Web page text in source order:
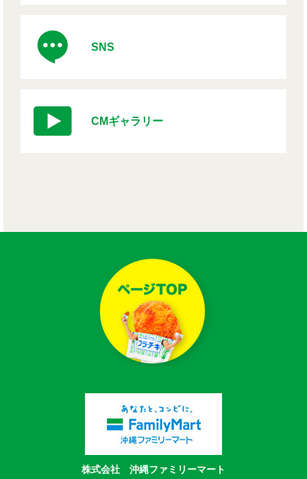
SNS
CMギャラリー
株式会社 沖縄ファミリーマート